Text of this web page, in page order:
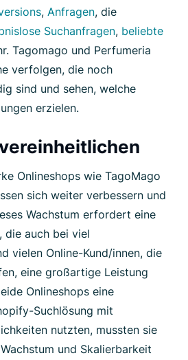
, Anfragen, die
Suchanfragen, beliebte
Tagomago und Perfumeria
verfolgen, die noch
sind und sehen, welche
erzielen.
Onlineshops wie TagoMago
sich weiter verbessern und
Wachstum erfordert eine
die auch bei viel
vielen Online-Kund/innen, die
eine großartige Leistung
Onlineshops eine
Suchlösung mit
nutzten, mussten sie
und Skalierbarkeit